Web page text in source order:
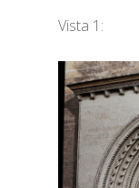
Vista 1: